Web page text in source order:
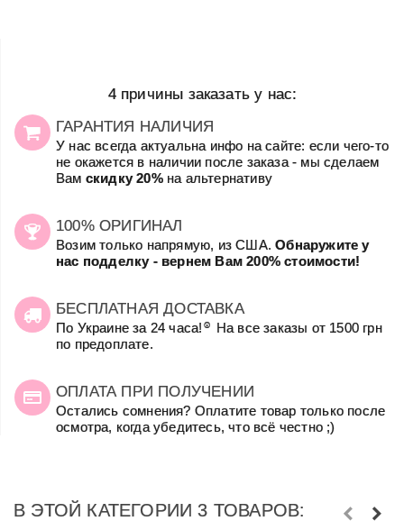
4 причины заказать у нас:
ГАРАНТИЯ НАЛИЧИЯ
У нас всегда актуальна инфо на сайте: если чего-то
не окажется в наличии после заказа - мы сделаем
Вам скидку 20%на альтернативу
100% ОРИГИНАЛ
Возим только напрямую, из США.Обнаружите у
нас подделку - вернем Вам 200% стоимости!
БЕСПЛАТНАЯ ДОСТАВКА
По Украине за 24 часа! ☺
На все заказы от 1500 грн
по предоплате.
ОПЛАТА ПРИ ПОЛУЧЕНИИ
Остались сомнения? Оплатите товар только после
осмотра, когда убедитесь, что всё честно ;)
В ЭТОЙ КАТЕГОРИИ 3 ТОВАРОВ: